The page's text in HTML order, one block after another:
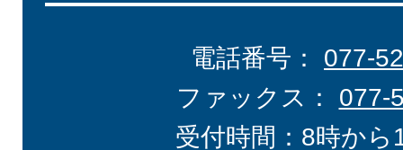
電話番号： 077-
ファックス： 077-
受付時間：8時から